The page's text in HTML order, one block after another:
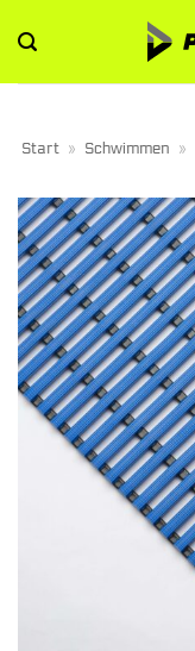
Inhalt
springen
Start » Schwimmen »